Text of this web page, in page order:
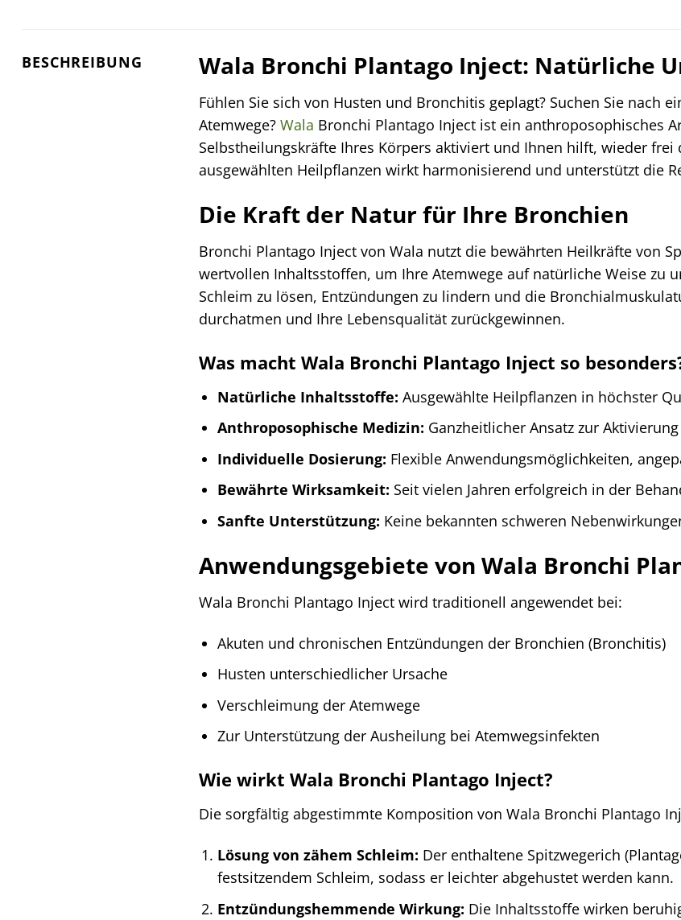
BESCHREIBUNG Wala Bronchi Plantago Inject: Natürliche
Fühlen Sie sich von Husten und Bronchitis geplagt? Suchen Sie nach
Atemwege? Wala Bronchi Plantago Inject ist ein anthroposophisches
Selbstheilungskräfte Ihres Körpers aktiviert und Ihnen hilft, wieder
ausgewählten Heilpflanzen wirkt harmonisierend und unterstützt die
Die Kraft der Natur für Ihre Bronchien
Bronchi Plantago Inject von Wala nutzt die bewährten Heilkräfte von
wertvollen Inhaltsstoffen, um Ihre Atemwege auf natürliche Weise zu
Schleim zu lösen, Entzündungen zu lindern und die
durchatmen und Ihre Lebensqualität zurückgewinnen.
Was macht Wala Bronchi Plantago Inject so
Natürliche Inhaltsstoffe: Ausgewählte Heilpflanzen in höchster
Anthroposophische Medizin: Ganzheitlicher Ansatz zur
Individuelle Dosierung: Flexible Anwendungsmöglichkeiten,
Bewährte Wirksamkeit: Seit vielen Jahren erfolgreich in der
Sanfte Unterstützung: Keine bekannten schweren
Anwendungsgebiete von Wala Bronchi
Wala Bronchi Plantago Inject wird traditionell angewendet bei:
Akuten und chronischen Entzündungen der Bronchien (Bronchitis)
Husten unterschiedlicher Ursache
Verschleimung der Atemwege
Zur Unterstützung der Ausheilung bei Atemwegsinfekten
Wie wirkt Wala Bronchi Plantago Inject?
Die sorgfältig abgestimmte Komposition von Wala Bronchi Plantago
Lösung von zähem Schleim: Der enthaltene Spitzwegerich
festsitzendem Schleim, sodass er leichter abgehustet werden kann.
Entzündungshemmende Wirkung: Die Inhaltsstoffe wirken